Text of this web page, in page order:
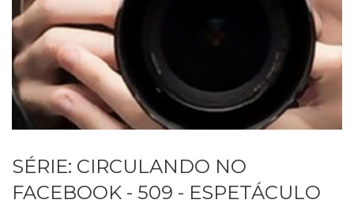
SÉRIE: CIRCULANDO NO
FACEBOOK - 509 - ESPETÁCULO